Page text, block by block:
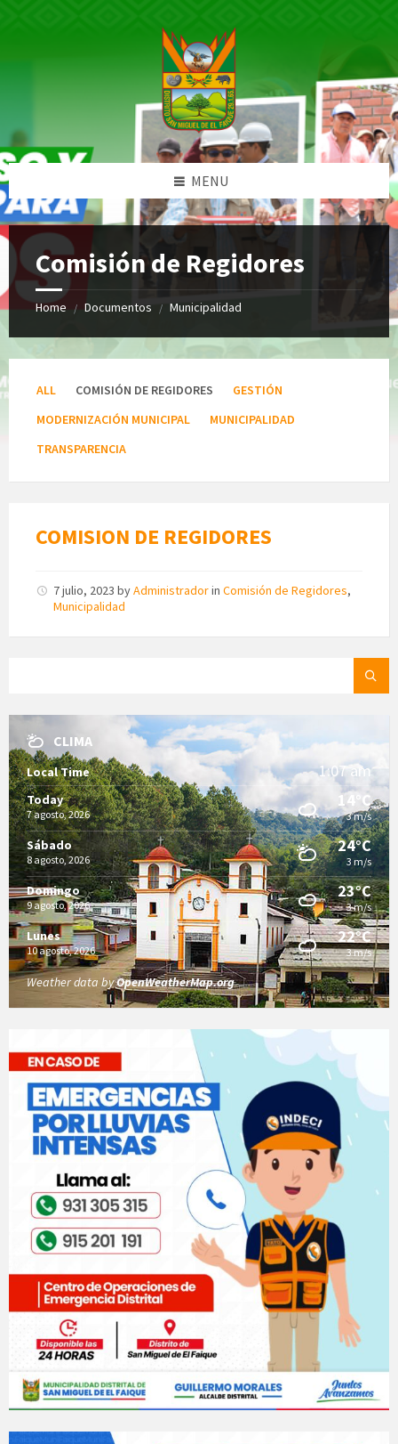
MENU
Comisión de Regidores
Home / Documentos / Municipalidad
ALL COMISIÓN DE REGIDORES
GESTIÓN
MODERNIZACIÓN MUNICIPAL
MUNICIPALIDAD
TRANSPARENCIA
COMISION DE REGIDORES
7 julio, 2023 byAdministradorin Comisión de Regidores,
Municipalidad
CLIMA
Local Time 1:07 am
Today
7 agosto, 2026
14°C
3 m/s
Sábado
8 agosto, 2026
24°C
3 m/s
Domingo
9 agosto, 2026
23°C
3 m/s
Lunes
10 agosto, 2026
22°C
3 m/s
Weather data byOpenWeatherMap.org